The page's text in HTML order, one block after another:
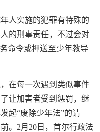
人实施的犯罪有特殊的
的刑事责任，不过会对
命令或押送至少年教导
在每一次遇到类似事件
让加害者受到惩罚，继
起“废除少年法”的请
。2月20日，首尔行政法